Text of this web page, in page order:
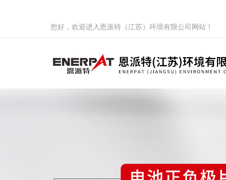
您好，欢迎进入恩派特（江苏）环境有限公司网站！